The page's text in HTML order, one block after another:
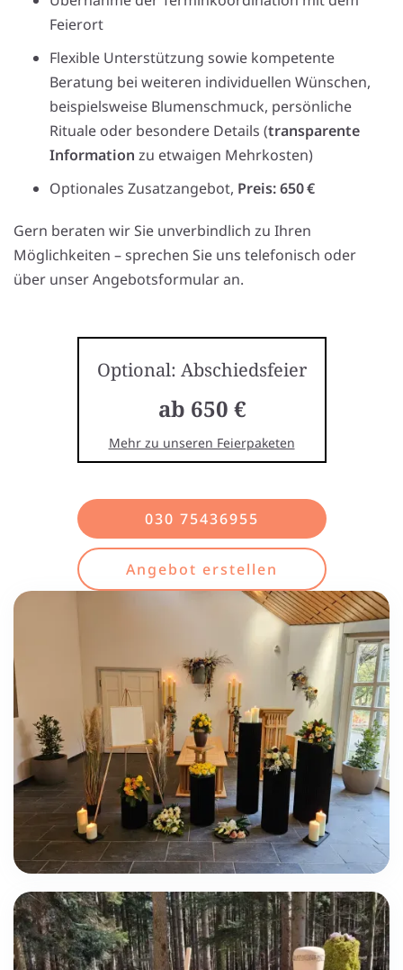
Feierort
Flexible Unterstützung sowie kompetente
Beratung bei weiteren individuellen Wünschen,
beispielsweise Blumenschmuck, persönliche
Rituale oder besondere Details (transparente
Information zu etwaigen Mehrkosten)
Optionales Zusatzangebot, Preis: 650 €
Gern beraten wir Sie unverbindlich zu Ihren
Möglichkeiten – sprechen Sie uns telefonisch oder
über unser Angebotsformular an.
Optional: Abschiedsfeier
ab 650 €
Mehr zu unseren Feierpaketen
030 75436955
Angebot erstellen